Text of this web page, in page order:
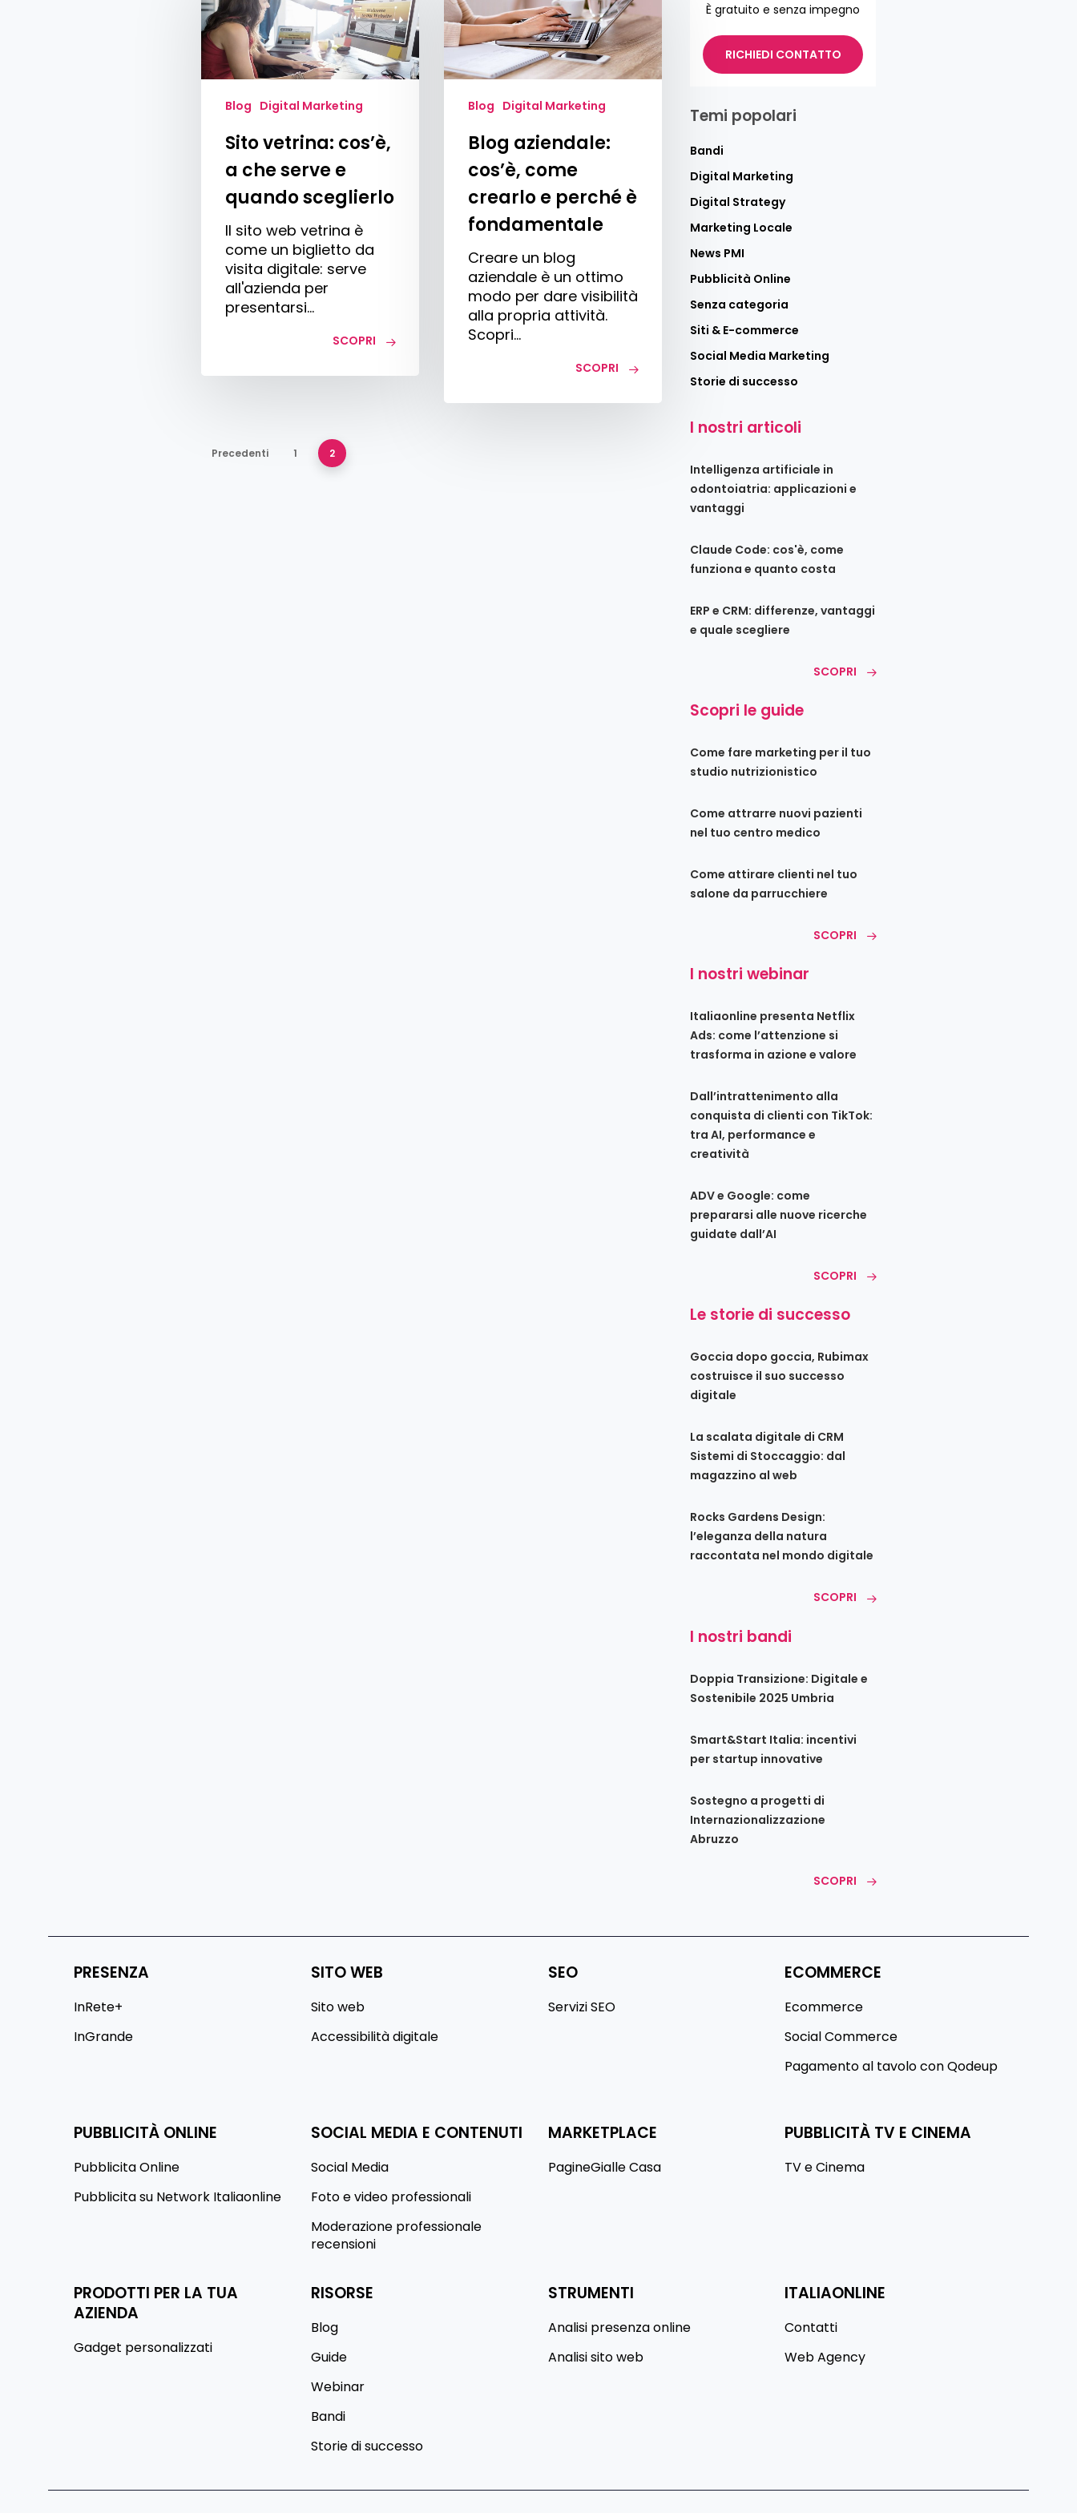
cos’è,
a
che
serve
e
quando
Blog Digital Marketing
Sito vetrina: cos’è,
a che serve e
quando sceglierlo
Il sito web vetrina è
come un biglietto da
visita digitale: serve
all'azienda per
presentarsi…
SCOPRI
cos’è,
come
crearlo
e
perché
Blog Digital Marketing
Blog aziendale:
cos’è, come
crearlo e perché è
fondamentale
Creare un blog
aziendale è un ottimo
modo per dare visibilità
alla propria attività.
Scopri…
SCOPRI
Precedenti 1 2
È gratuito e senza impegno
RICHIEDI CONTATTO
Temi popolari
Bandi
Digital Marketing
Digital Strategy
Marketing Locale
News PMI
Pubblicità Online
Senza categoria
Siti & E-commerce
Social Media Marketing
Storie di successo
I nostri articoli
Intelligenza artificiale in
odontoiatria: applicazioni e
vantaggi
Claude Code: cos'è, come
funziona e quanto costa
ERP e CRM: differenze, vantaggi
e quale scegliere
SCOPRI
Scopri le guide
Come fare marketing per il tuo
studio nutrizionistico
Come attrarre nuovi pazienti
nel tuo centro medico
Come attirare clienti nel tuo
salone da parrucchiere
SCOPRI
I nostri webinar
Italiaonline presenta Netflix
Ads: come l’attenzione si
trasforma in azione e valore
Dall’intrattenimento alla
conquista di clienti con TikTok:
tra AI, performance e
creatività
ADV e Google: come
prepararsi alle nuove ricerche
guidate dall’AI
SCOPRI
Le storie di successo
Goccia dopo goccia, Rubimax
costruisce il suo successo
digitale
La scalata digitale di CRM
Sistemi di Stoccaggio: dal
magazzino al web
Rocks Gardens Design:
l’eleganza della natura
raccontata nel mondo digitale
SCOPRI
I nostri bandi
Doppia Transizione: Digitale e
Sostenibile 2025 Umbria
Smart&Start Italia: incentivi
per startup innovative
Sostegno a progetti di
Internazionalizzazione
Abruzzo
SCOPRI
PRESENZA
InRete+
InGrande
PUBBLICITÀ ONLINE
Pubblicita Online
Pubblicita su Network Italiaonline
PRODOTTI PER LA TUA
AZIENDA
Gadget personalizzati
SITO WEB
Sito web
Accessibilità digitale
SOCIAL MEDIA E CONTENUTI
Social Media
Foto e video professionali
Moderazione professionale
recensioni
RISORSE
Blog
Guide
Webinar
Bandi
Storie di successo
SEO
Servizi SEO
MARKETPLACE
PagineGialle Casa
STRUMENTI
Analisi presenza online
Analisi sito web
ECOMMERCE
Ecommerce
Social Commerce
Pagamento al tavolo con Qodeup
PUBBLICITÀ TV E CINEMA
TV e Cinema
ITALIAONLINE
Contatti
Web Agency